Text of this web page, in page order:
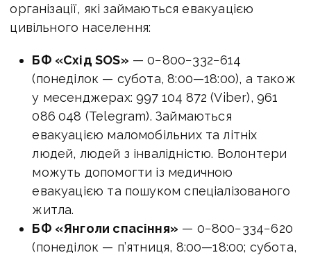
організації, які займаються евакуацією
цивільного населення:
БФ «Схід SOS» — 0−800−332−614
(понеділок — субота,8:00—18:00), а також
у месенджерах: 997 104 872 (Viber), 961
086 048 (Telegram). Займаються
евакуацією маломобільних та літніх
людей, людей з інвалідністю. Волонтери
можуть допомогти із медичною
евакуацією та пошуком спеціалізованого
житла.
БФ «Янголи спасіння» — 0−800−334−620
(понеділок — п’ятниця, 8:00—18:00; субота,